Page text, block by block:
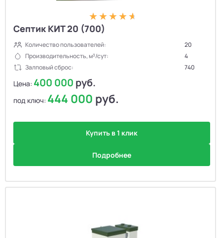
Септик КИТ 20 (700)
Количество пользователей:
20
Производительность, м³/сут:
4
Залповый сброс:
740
Цена: 400 000 руб.
под ключ: 444 000 руб.
Купить в 1 клик
Подробнее